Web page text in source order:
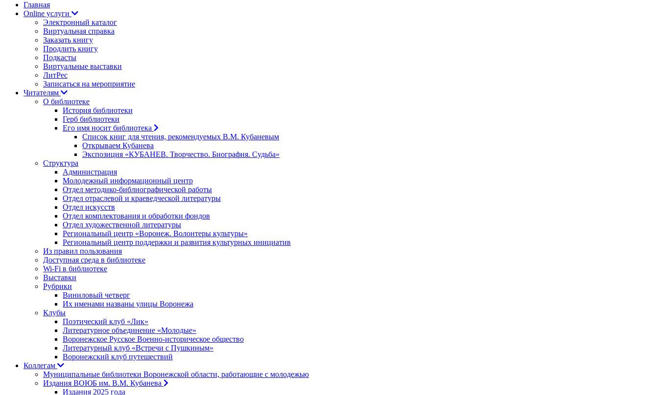
Главная
Online услуги
Электронный каталог
Виртуальная справка
Заказать книгу
Продлить книгу
Подкасты
Виртуальные выставки
ЛитРес
Записаться на мероприятие
Читателям
О библиотеке
История библиотеки
Герб библиотеки
Его имя носит библиотека
Список книг для чтения, рекомендуемых В.М. Кубаневым
Открываем Кубанева
Экспозиция «КУБАНЕВ. Творчество. Биография. Судьба»
Структура
Администрация
Молодежный информационный центр
Отдел методико-библиографической работы
Отдел отраслевой и краеведческой литературы
Отдел искусств
Отдел комплектования и обработки фондов
Отдел художественной литературы
Региональный центр «Воронеж. Волонтеры культуры»
Региональный центр поддержки и развития культурных инициатив
Из правил пользования
Доступная среда в библиотеке
Wi-Fi в библиотеке
Выставки
Рубрики
Виниловый четверг
Их именами названы улицы Воронежа
Клубы
Поэтический клуб «Лик»
Литературное объединение «Молодые»
Воронежское Русское Военно-историческое общество
Литературный клуб «Встречи с Пушкиным»
Воронежский клуб путешествий
Коллегам
Муниципальные библиотеки Воронежской области, работающие с молодежью
Издания ВОЮБ им. В.М. Кубанева
Издания 2025 года